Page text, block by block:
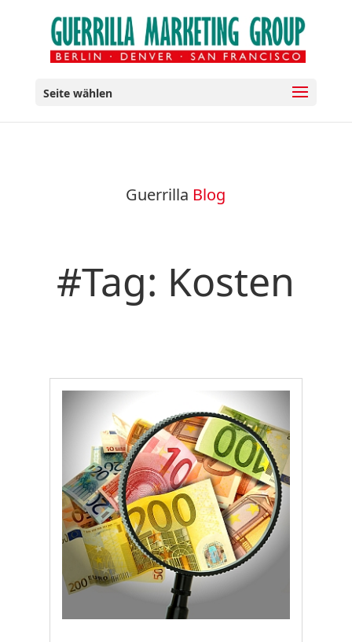
Seite wählen
Guerrilla Blog
#Tag: Kosten